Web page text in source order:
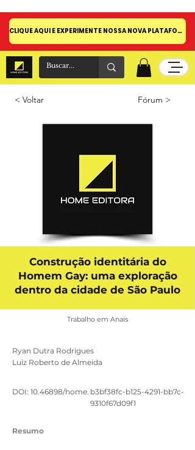
CLIQUE AQUI E EXPERIMENTE NOSSA NOVA PLATAFORMA!
< Voltar Fórum >
Construção identitária do
Homem Gay: uma exploração
dentro da cidade de São Paulo
Trabalho em Anais
Ryan Dutra Rodrigues
Luiz Roberto de Almeida
DOI: 10.46898/home. b3bf38fc-b125-4291-bb7c-
9310f67d09f1
Resumo